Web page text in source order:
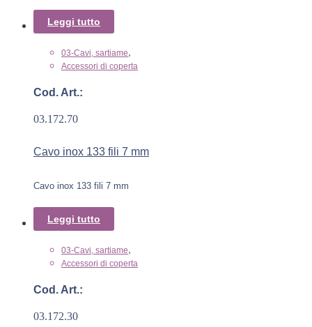
Leggi tutto
03-Cavi, sartiame,
Accessori di coperta
Cod. Art.:
03.172.70
Cavo inox 133 fili 7 mm
Cavo inox 133 fili 7 mm
Leggi tutto
03-Cavi, sartiame,
Accessori di coperta
Cod. Art.:
03.172.30